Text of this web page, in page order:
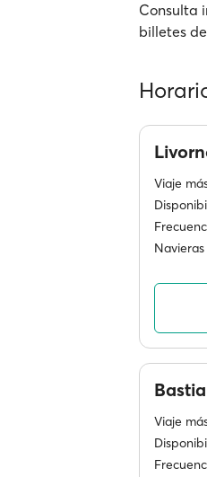
Consulta
billetes
Viaje
Navieras
Bastia
Viaje